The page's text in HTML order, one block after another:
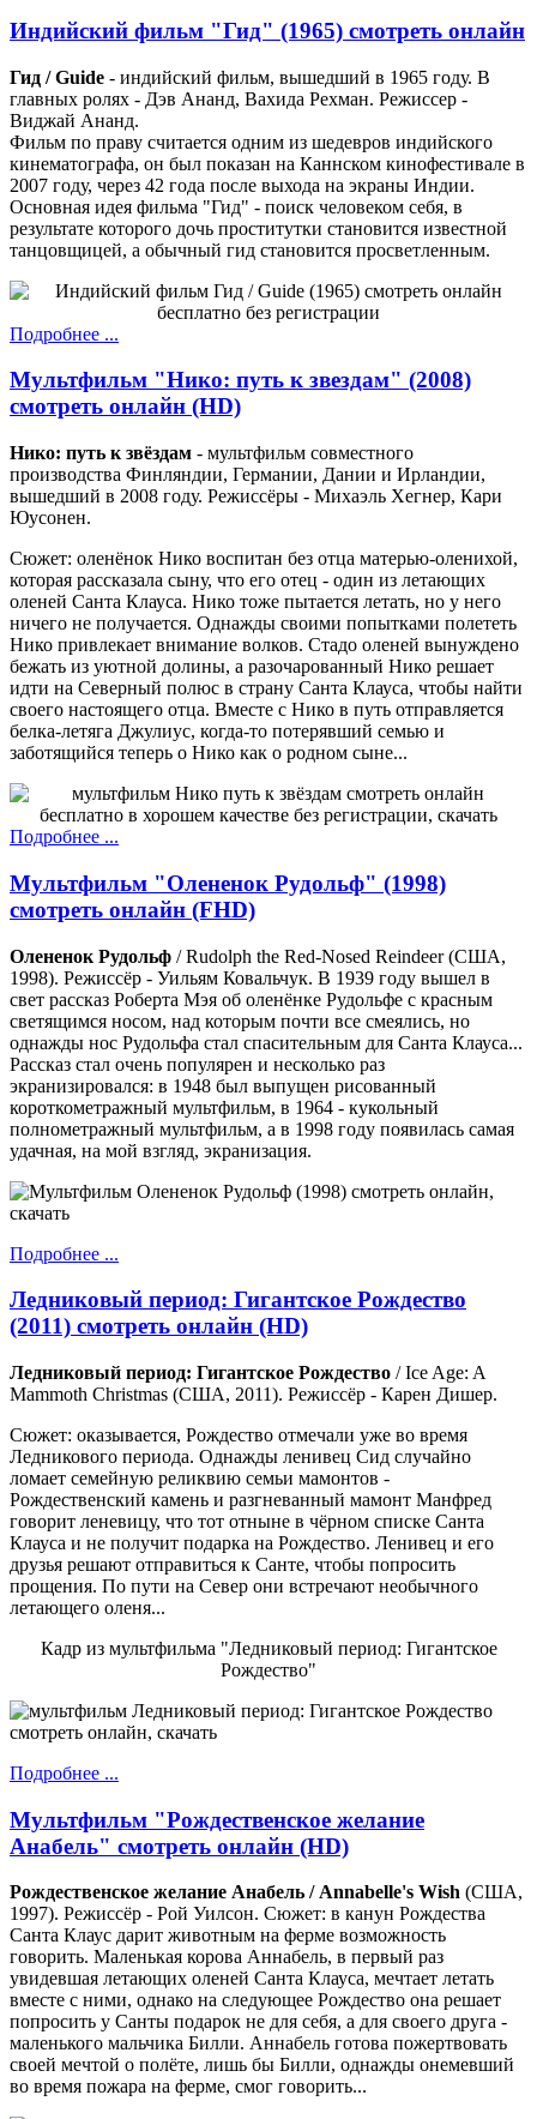
Индийский фильм "Гид" (1965) смотреть онлайн
Гид / Guide - индийский фильм, вышедший в 1965 году. В
главных ролях - Дэв Ананд, Вахида Рехман. Режиссер -
Виджай Ананд.
Фильм по праву считается одним из шедевров индийского
кинематографа, он был показан на Каннском кинофестивале в
2007 году, через 42 года после выхода на экраны Индии.
Основная идея фильма "Гид" - поиск человеком себя, в
результате которого дочь проститутки становится известной
танцовщицей, а обычный гид становится просветленным.
Подробнее ...
Мультфильм "Нико: путь к звездам" (2008)
смотреть онлайн (HD)
Нико: путь к звёздам - мультфильм совместного
производства Финляндии, Германии, Дании и Ирландии,
вышедший в 2008 году. Режиссёры - Михаэль Хегнер, Кари
Юусонен.
Сюжет: оленёнок Нико воспитан без отца матерью-оленихой,
которая рассказала сыну, что его отец - один из летающих
оленей Санта Клауса. Нико тоже пытается летать, но у него
ничего не получается. Однажды своими попытками полететь
Нико привлекает внимание волков. Стадо оленей вынуждено
бежать из уютной долины, а разочарованный Нико решает
идти на Северный полюс в страну Санта Клауса, чтобы найти
своего настоящего отца. Вместе с Нико в путь отправляется
белка-летяга Джулиус, когда-то потерявший семью и
заботящийся теперь о Нико как о родном сыне...
Подробнее ...
Мультфильм "Олененок Рудольф" (1998)
смотреть онлайн (FHD)
Олененок Рудольф / Rudolph the Red-Nosed Reindeer (США,
1998). Режиссёр - Уильям Ковальчук. В 1939 году вышел в
свет рассказ Роберта Мэя об оленёнке Рудольфе с красным
светящимся носом, над которым почти все смеялись, но
однажды нос Рудольфа стал спасительным для Санта Клауса...
Рассказ стал очень популярен и несколько раз
экранизировался: в 1948 был выпущен рисованный
короткометражный мультфильм, в 1964 - кукольный
полнометражный мультфильм, а в 1998 году появилась самая
удачная, на мой взгляд, экранизация.
Подробнее ...
Ледниковый период: Гигантское Рождество
(2011) смотреть онлайн (HD)
Ледниковый период: Гигантское Рождество / Ice Age: A
Mammoth Christmas (США, 2011). Режиссёр - Карен Дишер.
Сюжет: оказывается, Рождество отмечали уже во время
Ледникового периода. Однажды ленивец Сид случайно
ломает семейную реликвию семьи мамонтов -
Рождественский камень и разгневанный мамонт Манфред
говорит леневицу, что тот отныне в чёрном списке Санта
Клауса и не получит подарка на Рождество. Ленивец и его
друзья решают отправиться к Санте, чтобы попросить
прощения. По пути на Север они встречают необычного
летающего оленя...
Кадр из мультфильма "Ледниковый период: Гигантское
Рождество"
Подробнее ...
Мультфильм "Рождественское желание
Анабель" смотреть онлайн (HD)
Рождественское желание Анабель / Annabelle's Wish (США,
1997). Режиссёр - Рой Уилсон. Сюжет: в канун Рождества
Санта Клаус дарит животным на ферме возможность
говорить. Маленькая корова Аннабель, в первый раз
увидевшая летающих оленей Санта Клауса, мечтает летать
вместе с ними, однако на следующее Рождество она решает
попросить у Санты подарок не для себя, а для своего друга -
маленького мальчика Билли. Аннабель готова пожертвовать
своей мечтой о полёте, лишь бы Билли, однажды онемевший
во время пожара на ферме, смог говорить...